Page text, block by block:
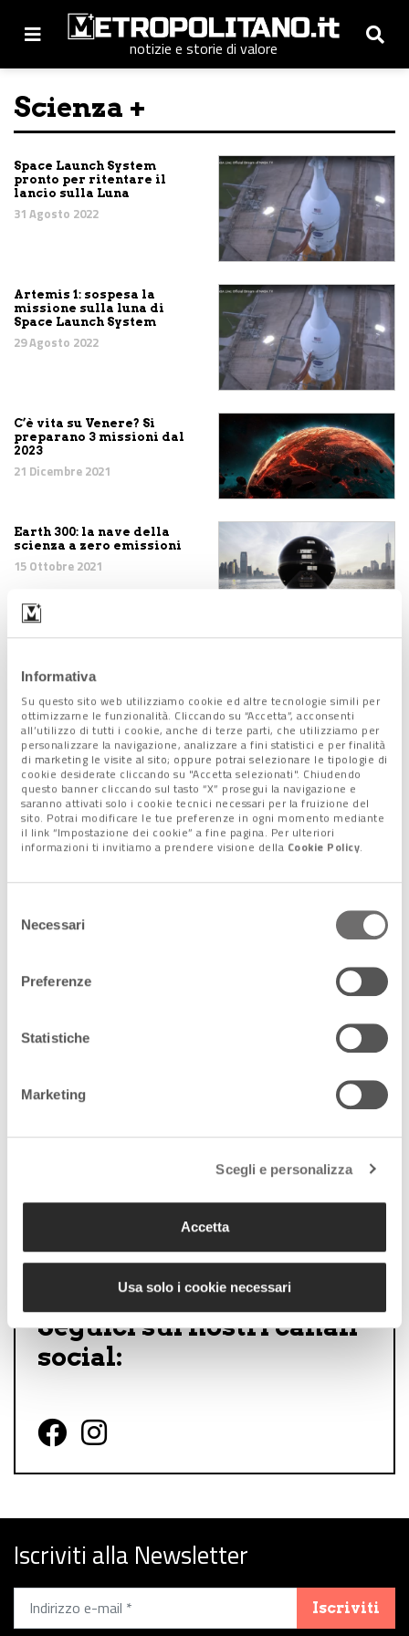
Informativa
Su questo sito web utilizziamo cookie ed altre tecnologie simili per
ottimizzarne le funzionalità. Cliccando su “Accetta”, acconsenti
all’utilizzo di tutti i cookie, anche di terze parti, che utilizziamo per
personalizzare la navigazione, analizzare a fini statistici e per finalità
di marketing le visite al sito; oppure potrai selezionare le tipologie di
cookie desiderate cliccando su "Accetta selezionati". Chiudendo
questo banner cliccando sul tasto “X” prosegui la navigazione e
saranno attivati solo i cookie tecnici necessari per la fruizione del
sito. Potrai modificare le tue preferenze in ogni momento mediante
il link “Impostazione dei cookie” a fine pagina. Per ulteriori
informazioni ti invitiamo a prendere visione della Cookie Policy.
delNecessari
Preferenze
Statistiche
Marketing
Scegli e personalizza
Accetta
Usa solo i cookie necessari
notizie e storie di valore
Scienza +
Space Launch System
pronto per ritentare il
lancio sulla Luna
31 Agosto 2022
Artemis 1: sospesa la
missione sulla luna di
Space Launch System
29 Agosto 2022
C’è vita su Venere? Si
preparano 3 missioni dal
2023
21 Dicembre 2021
Earth 300: la nave della
scienza a zero emissioni
15 Ottobre 2021
piccolo per contenere
27 Settembre 2021
Satellite MaveN:
individuati bagliori
ultravioletti
nell’atmosfera di Marte
5 Marzo 2021
Perserverance su Marte
alla ricerca della vita
Scoperta a Padova una
compresso
2 Gennaio 2021
« Precedente 1 … 6 7 8
Seguici sui nostri canali
social:
Follow us on Facebook
Follow us on Instagram
Iscriviti alla Newsletter
Iscriviti